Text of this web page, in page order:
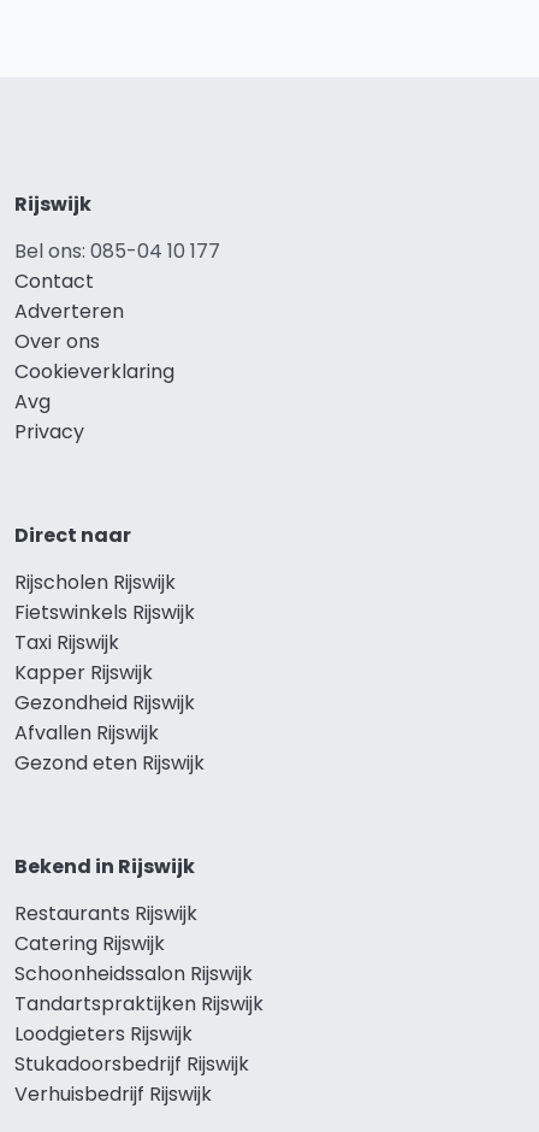
Rijswijk
Bel ons: 085-04 10 177
Contact
Adverteren
Over ons
Cookieverklaring
Avg
Privacy
Direct naar
Rijscholen Rijswijk
Fietswinkels Rijswijk
Taxi Rijswijk
Kapper Rijswijk
Gezondheid Rijswijk
Afvallen Rijswijk
Gezond eten Rijswijk
Bekend in Rijswijk
Restaurants Rijswijk
Catering Rijswijk
Schoonheidssalon Rijswijk
Tandartspraktijken Rijswijk
Loodgieters Rijswijk
Stukadoorsbedrijf Rijswijk
Verhuisbedrijf Rijswijk